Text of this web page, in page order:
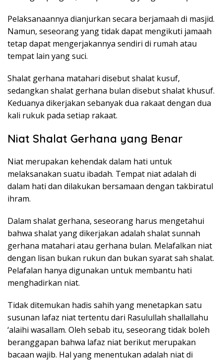
Pelaksanaannya dianjurkan secara berjamaah di masjid.
Namun, seseorang yang tidak dapat mengikuti jamaah
tetap dapat mengerjakannya sendiri di rumah atau
tempat lain yang suci.
Shalat gerhana matahari disebut shalat kusuf,
sedangkan shalat gerhana bulan disebut shalat khusuf.
Keduanya dikerjakan sebanyak dua rakaat dengan dua
kali rukuk pada setiap rakaat.
Niat Shalat Gerhana yang Benar
Niat merupakan kehendak dalam hati untuk
melaksanakan suatu ibadah. Tempat niat adalah di
dalam hati dan dilakukan bersamaan dengan takbiratul
ihram.
Dalam shalat gerhana, seseorang harus mengetahui
bahwa shalat yang dikerjakan adalah shalat sunnah
gerhana matahari atau gerhana bulan. Melafalkan niat
dengan lisan bukan rukun dan bukan syarat sah shalat.
Pelafalan hanya digunakan untuk membantu hati
menghadirkan niat.
Tidak ditemukan hadis sahih yang menetapkan satu
susunan lafaz niat tertentu dari Rasulullah shallallahu
‘alaihi wasallam. Oleh sebab itu, seseorang tidak boleh
beranggapan bahwa lafaz niat berikut merupakan
bacaan wajib. Hal yang menentukan adalah niat di